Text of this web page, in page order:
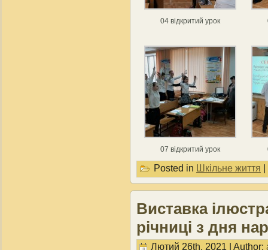
04 відкритий урок
07 відкритий урок
Posted in Шкільне життя
Виставка
річниці з дня
Лютий 26th, 2021 | Author: